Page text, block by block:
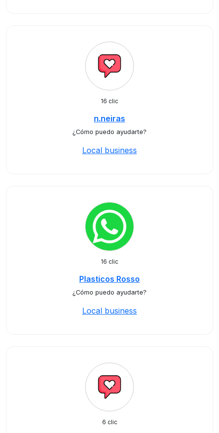
16 clic
n.neiras
¿Cómo puedo ayudarte?
Local business
16 clic
Plasticos Rosso
¿Cómo puedo ayudarte?
Local business
6 clic